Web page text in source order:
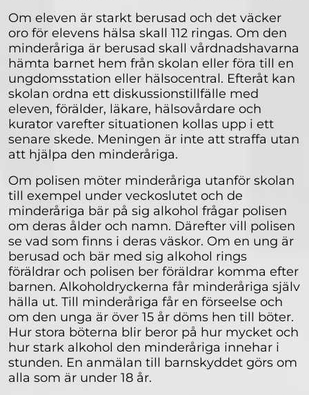
Om eleven är starkt berusad och det väcker
oro för elevens hälsa skall 112 ringas. Om den
minderåriga är berusad skall vårdnadshavarna
hämta barnet hem från skolan eller föra till en
ungdomsstation eller hälsocentral. Efteråt kan
skolan ordna ett diskussionstillfälle med
eleven, förälder, läkare, hälsovårdare och
kurator varefter situationen kollas upp i ett
senare skede. Meningen är inte att straffa utan
att hjälpa den minderåriga.
Om polisen möter minderåriga utanför skolan
till exempel under veckoslutet och de
minderåriga bär på sig alkohol frågar polisen
om deras ålder och namn. Därefter vill polisen
se vad som finns i deras väskor. Om en ung är
berusad och bär med sig alkohol rings
föräldrar och polisen ber föräldrar komma efter
barnen. Alkoholdryckerna får minderåriga själv
hälla ut. Till minderåriga får en förseelse och
om den unga är över 15 år döms hen till böter.
Hur stora böterna blir beror på hur mycket och
hur stark alkohol den minderåriga innehar i
stunden. En anmälan till barnskyddet görs om
alla som är under 18 år.